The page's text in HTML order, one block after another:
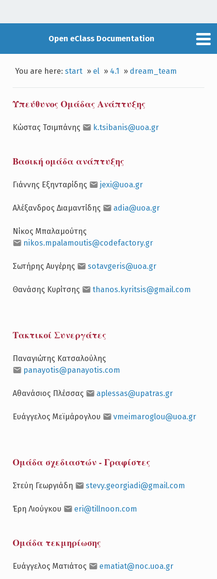
Open eClass Documentation
You are here:start » el » 4.1 » dream_team
Υπεύθυνος Ομάδας Ανάπτυξης
Κώστας Τσιμπάνης k.tsibanis@uoa.gr
Βασική ομάδα ανάπτυξης
Γιάννης Εξηνταρίδης jexi@uoa.gr
Αλέξανδρος Διαμαντίδης adia@uoa.gr
Νίκος Μπαλαμούτης
nikos.mpalamoutis@codefactory.gr
Σωτήρης Αυγέρης sotavgeris@uoa.gr
Θανάσης Κυρίτσης thanos.kyritsis@gmail.com
Τακτικοί Συνεργάτες
Παναγιώτης Κατσαλούλης
panayotis@panayotis.com
Αθανάσιος Πλέσσας aplessas@upatras.gr
Ευάγγελος Μεϊμάρογλου vmeimaroglou@uoa.gr
Ομάδα σχεδιαστών - Γραφίστες
Στεύη Γεωργιάδη stevy.georgiadi@gmail.com
Έρη Λιούγκου eri@tillnoon.com
Ομάδα τεκμηρίωσης
Ευάγγελος Ματιάτος ematiat@noc.uoa.gr